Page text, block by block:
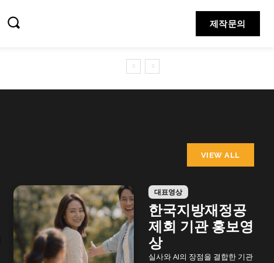
제작문의
VIEW ALL
대표영상
한국지방재정공
제회 기관 홍보영
상
실사와 AI의 장점을 결합한 기관